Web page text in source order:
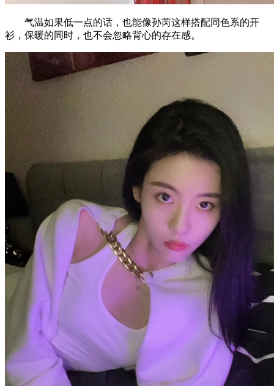
气温如果低一点的话，也能像孙芮这样搭配同色系的开
衫，保暖的同时，也不会忽略背心的存在感。